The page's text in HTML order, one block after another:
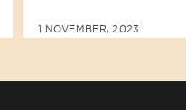
1 NOVEMBER, 2023